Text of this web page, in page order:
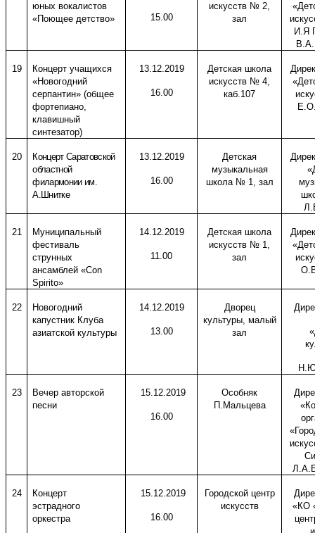
юных вокалистов
«Поющее детство»
15.00
искусств № 2,
зал
И.Я
19
Концерт учащихся
«Новогодний
серпантин» (общее
фортепиано,
клавишный
синтезатор)
13.12.2019
16.00
Детская школа
искусств № 4,
каб.107
20
Концерт Саратовской
областной
филармонии им.
А.Шнитке
13.12.2019
16.00
Детская
музыкальная
школа № 1, зал
21
Муниципальный
фестиваль
струнных
ансамблей «Con
Spirito»
14.12.2019
11.00
Детская школа
искусств № 1,
зал
22
Новогодний
капустник Клуба
азиатской культуры
14.12.2019
13.00
Дворец
культуры, малый
зал
23
Вечер авторской
песни
15.12.2019
16.00
Особняк
П.Мальцева
24
Концерт
эстрадного
оркестра
15.12.2019
16.00
Городской центр
искусств
«КО